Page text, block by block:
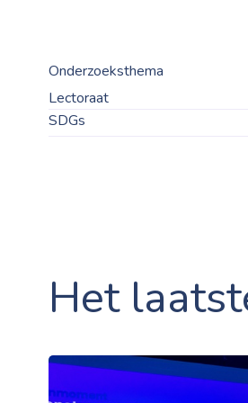
Onderzoeksthema
Lectoraat
SDGs
Het